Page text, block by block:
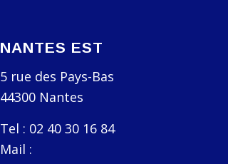
NANTES EST
5 rue des Pays-Bas
44300 Nantes
Tel : 02 40 30 16 84
Mail :